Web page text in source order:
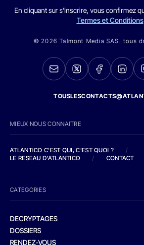
En cliquant sur s'inscrire, vous confirmez
Termes et Conditions
© 2026 Talmont Media SAS. tous
MIEUX NOUS CONNAITRE
ATLANTICO C'EST QUI, C'EST QUOI ?
/
LE RESEAU D'ATLANTICO
/ CONTACT
CATEGORIES
DECRYPTAGES
DOSSIERS
RENDEZ-VOUS